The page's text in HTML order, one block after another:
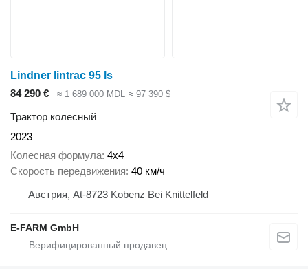
Lindner lintrac 95 ls
84 290 €
≈ 1 689 000 MDL ≈ 97 390 $
Трактор колесный
2023
Колесная формула 4x4
Скорость передвижения 40 км/ч
Австрия, At-8723 Kobenz Bei Knittelfeld
E-FARM GmbH